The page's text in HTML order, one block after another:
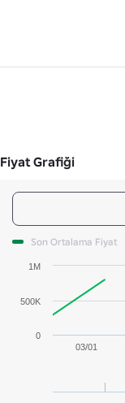
Fiyat Grafiği
Son Ortalama Fiyat
03/01
0
500K
1M